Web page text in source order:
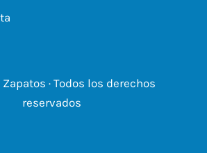
· Todos los derechos
reservados